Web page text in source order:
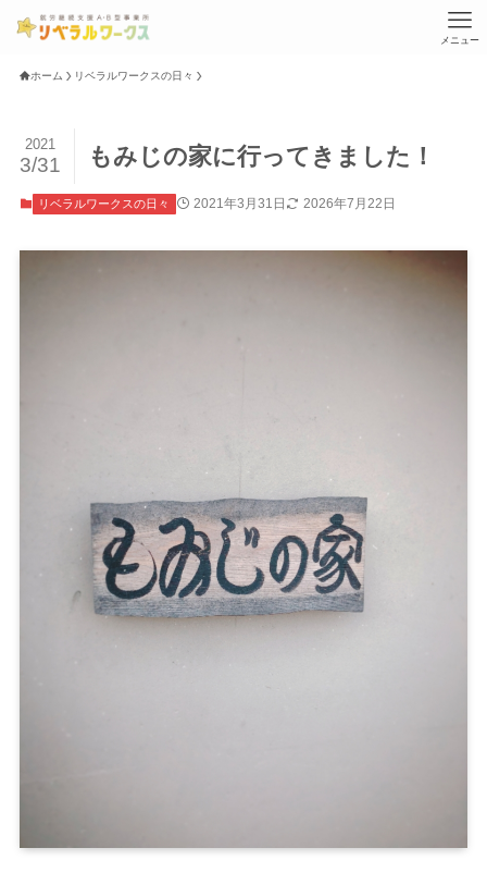
メニュー
ホーム リベラルワークスの日々
もみじの家に行ってきました！
2021
3/31
リベラルワークスの日々 2021年3月31日 2026年7月22日